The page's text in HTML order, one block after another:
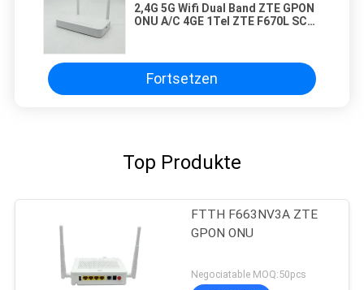
2,4G 5G Wifi Dual Band ZTE GPON
ONU A/C 4GE 1Tel ZTE F670L SC
Fortsetzen
Top Produkte
FTTH F663NV3A ZTE
GPON ONU
Negociatable MOQ:50pcs